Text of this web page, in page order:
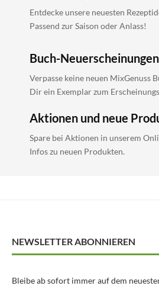
Entdecke unsere neuesten
Passend zur Saison oder Anlass!
Buch-Neuerscheinungen
Verpasse keine neuen MixGenuss
Dir ein Exemplar zum
Aktionen und neue
Spare bei Aktionen in unserem
Infos zu neuen Produkten.
NEWSLETTER ABONNIEREN
Bleibe ab sofort immer auf dem